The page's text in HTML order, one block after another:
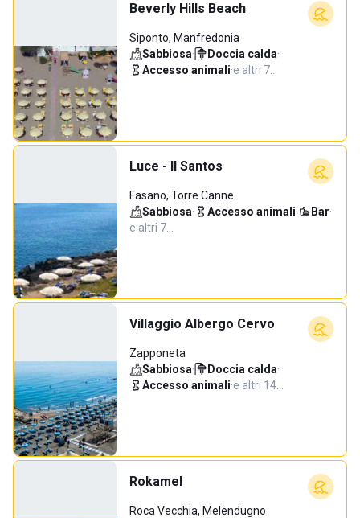
Beverly Hills Beach
Siponto, Manfredonia
Sabbiosa· Doccia calda·
Accesso animali·e altri 7…
Luce - Il Santos
Fasano, Torre Canne
Sabbiosa· Accesso animali· Bar·
e altri 7…
Villaggio Albergo Cervo
Zapponeta
Sabbiosa· Doccia calda·
Accesso animali·e altri 14…
Rokamel
Roca Vecchia, Melendugno